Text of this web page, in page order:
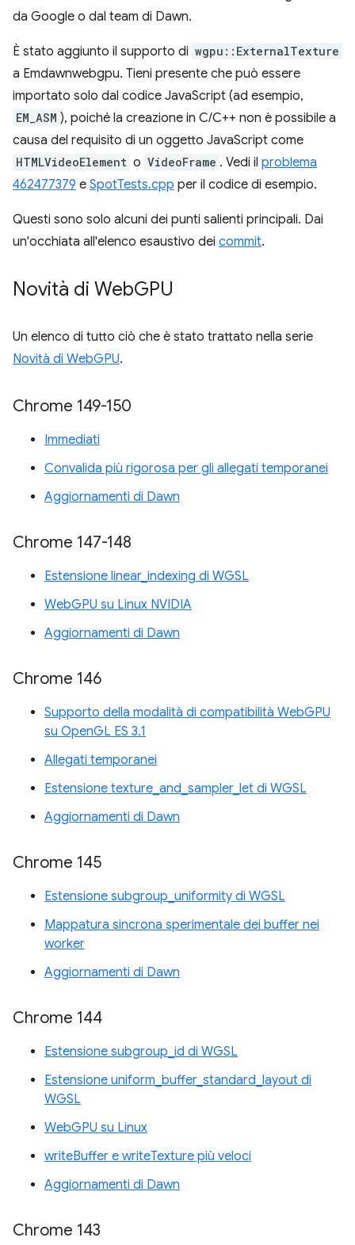
da Google o dal team di Dawn.
È stato aggiunto il supporto di wgpu::ExternalTexture
a Emdawnwebgpu. Tieni presente che può essere
importato solo dal codice JavaScript (ad esempio,
EM_ASM ), poiché la creazione in C/C++ non è possibile a
causa del requisito di un oggetto JavaScript come
HTMLVideoElement o VideoFrame . Vedi il problema
462477379 e SpotTests.cpp per il codice di esempio.
Questi sono solo alcuni dei punti salienti principali. Dai
un'occhiata all'elenco esaustivo dei commit.
Novità di WebGPU
Un elenco di tutto ciò che è stato trattato nella serie
Novità di WebGPU.
Chrome 149-150
Immediati
Convalida più rigorosa per gli allegati temporanei
Aggiornamenti di Dawn
Chrome 147-148
Estensione linear_indexing di WGSL
WebGPU su Linux NVIDIA
Aggiornamenti di Dawn
Chrome 146
Supporto della modalità di compatibilità WebGPU
su OpenGL ES 3.1
Allegati temporanei
Estensione texture_and_sampler_let di WGSL
Aggiornamenti di Dawn
Chrome 145
Estensione subgroup_uniformity di WGSL
Mappatura sincrona sperimentale dei buffer nei
worker
Aggiornamenti di Dawn
Chrome 144
Estensione subgroup_id di WGSL
Estensione uniform_buffer_standard_layout di
WGSL
WebGPU su Linux
writeBuffer e writeTexture più veloci
Aggiornamenti di Dawn
Chrome 143